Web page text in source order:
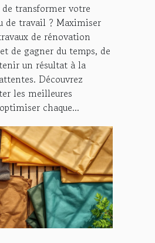
de transformer votre
de travail ? Maximiser
de rénovation
de gagner du temps, de
un résultat à la
Découvrez
les meilleures
chaque...